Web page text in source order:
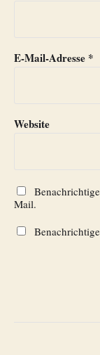
E-Mail-Adresse *
Website
Mail.